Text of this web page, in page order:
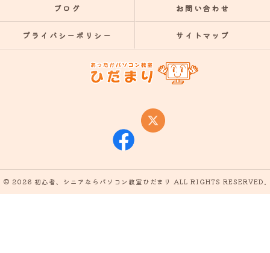
ブログ お問い合わせ
プライバシーポリシー サイトマップ
© 2026 初心者、シニアならパソコン教室ひだまり ALL RIGHTS RESERVED.